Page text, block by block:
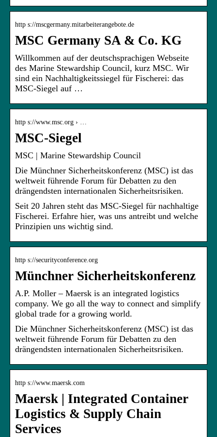
http s://mscgermany.mitarbeiterangebote.de
MSC Germany SA & Co. KG
Willkommen auf der deutschsprachigen Webseite
des Marine Stewardship Council, kurz MSC. Wir
sind ein Nachhaltigkeitssiegel für Fischerei: das
MSC-Siegel auf …
http s://www.msc.org › …
MSC-Siegel
MSC | Marine Stewardship Council
Die Münchner Sicherheitskonferenz (MSC) ist das
weltweit führende Forum für Debatten zu den
drängendsten internationalen Sicherheitsrisiken.
Seit 20 Jahren steht das MSC-Siegel für nachhaltige
Fischerei. Erfahre hier, was uns antreibt und welche
Prinzipien uns wichtig sind.
http s://securityconference.org
Münchner Sicherheitskonferenz
A.P. Moller – Maersk is an integrated logistics
company. We go all the way to connect and simplify
global trade for a growing world.
Die Münchner Sicherheitskonferenz (MSC) ist das
weltweit führende Forum für Debatten zu den
drängendsten internationalen Sicherheitsrisiken.
http s://www.maersk.com
Maersk | Integrated Container
Logistics & Supply Chain
Services